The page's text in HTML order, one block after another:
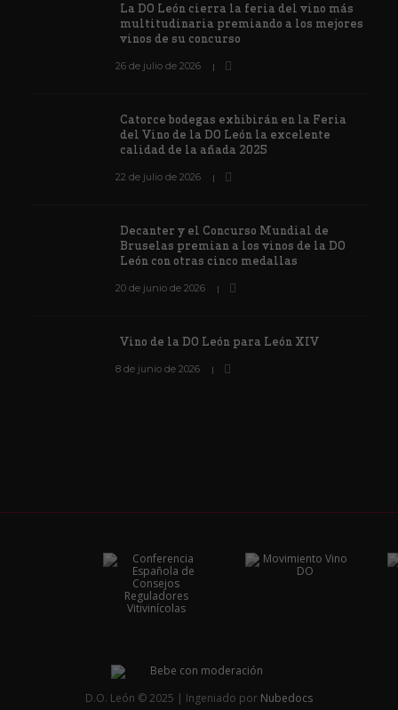
La DO León cierra la feria del vino más
multitudinaria premiando a los mejores
vinos de su concurso
26 de julio de 2026
Catorce bodegas exhibirán en la Feria
del Vino de la DO León la excelente
calidad de la añada 2025
22 de julio de 2026
Decanter y el Concurso Mundial de
Bruselas premian a los vinos de la DO
León con otras cinco medallas
20 de junio de 2026
Vino de la DO León para León XIV
8 de junio de 2026
D.O. León © 2025 | Ingeniado por Nubedocs